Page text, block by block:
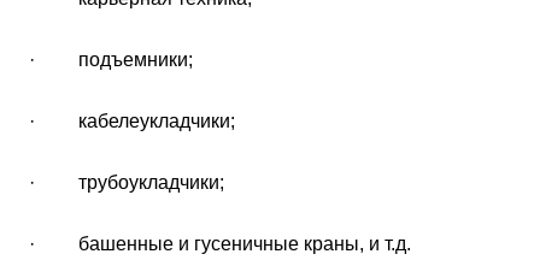
· подъемники;
· кабелеукладчики;
· трубоукладчики;
· башенные и гусеничные краны, и т.д.